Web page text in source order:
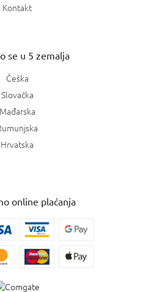
Kontakt
se u 5 zemalja
Češka
Slovačka
Mađarska
Hrvatska
online plaćanja